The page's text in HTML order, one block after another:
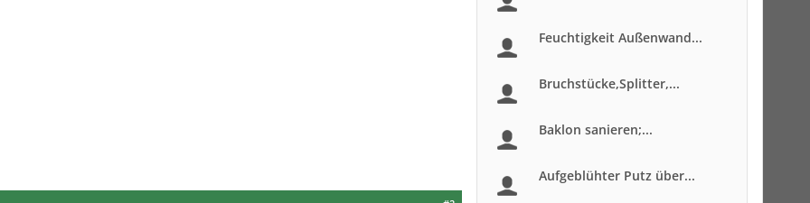
Feuchtigkeit Außenwand...
Bruchstücke,Splitter,...
Baklon sanieren;...
Aufgeblühter Putz über...